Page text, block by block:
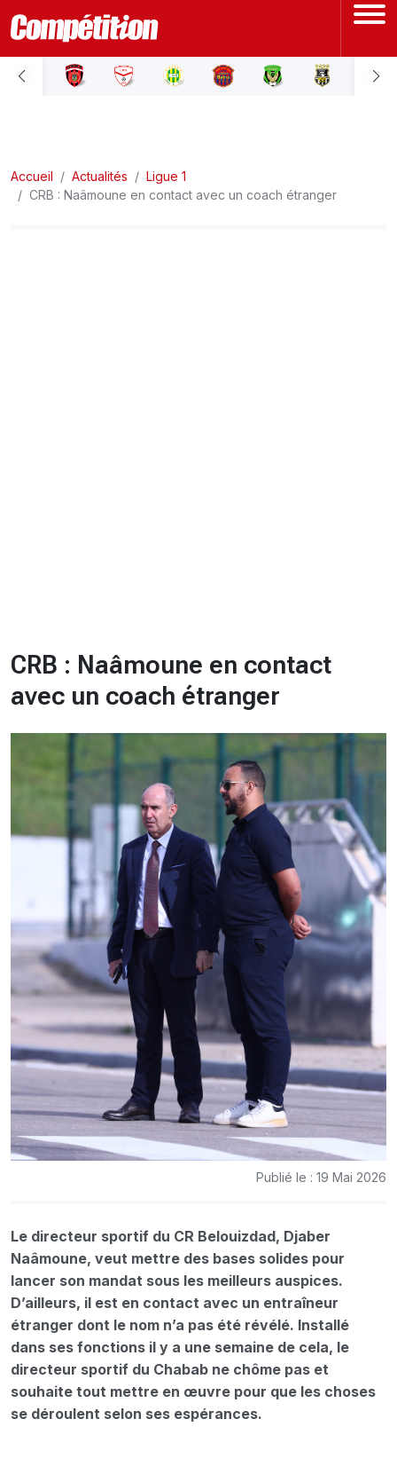
ACCUEIL
LIGUE 2
Accueil Actualités
Ligue 1
CRB : Naâmoune en contact avec un coach étranger
CRB : Naâmoune en contact
avec un coach étranger
Publié le : 19 Mai 2026
Le directeur sportif du CR Belouizdad, Djaber
Naâmoune, veut mettre des bases solides pour
lancer son mandat sous les meilleurs auspices.
D’ailleurs, il est en contact avec un entraîneur
étranger dont le nom n’a pas été révélé. Installé
dans ses fonctions il y a une semaine de cela, le
directeur sportif du Chabab ne chôme pas et
souhaite tout mettre en œuvre pour que les choses
se déroulent selon ses espérances.